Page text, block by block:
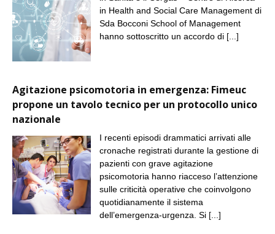
in Health and Social Care Management di
Sda Bocconi School of Management
hanno sottoscritto un accordo di [...]
Agitazione psicomotoria in emergenza: Fimeuc
propone un tavolo tecnico per un protocollo unico
nazionale
I recenti episodi drammatici arrivati alle
cronache registrati durante la gestione di
pazienti con grave agitazione
psicomotoria hanno riacceso l’attenzione
sulle criticità operative che coinvolgono
quotidianamente il sistema
dell’emergenza-urgenza. Si [...]